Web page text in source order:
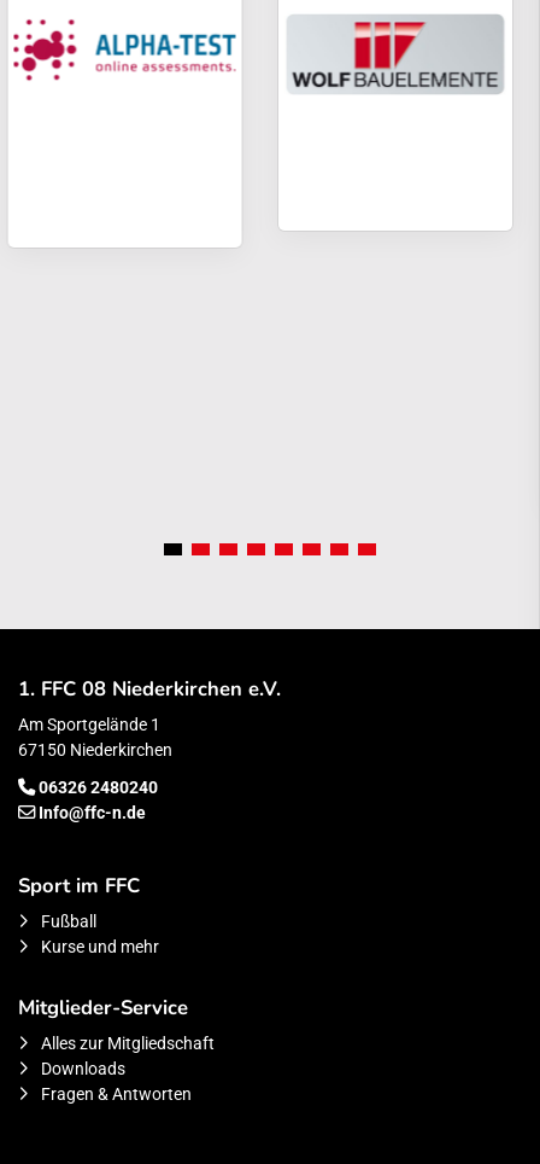
1. FFC 08 Niederkirchen e.V.
Am Sportgelände 1
67150 Niederkirchen
06326 2480240
Info@ffc-n.de
Sport im FFC
Fußball
Kurse und mehr
Mitglieder-Service
Alles zur Mitgliedschaft
Downloads
Fragen & Antworten